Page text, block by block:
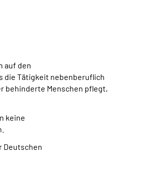
auf den
die Tätigkeit nebenberuflich
behinderte Menschen pflegt,
keine
Deutschen